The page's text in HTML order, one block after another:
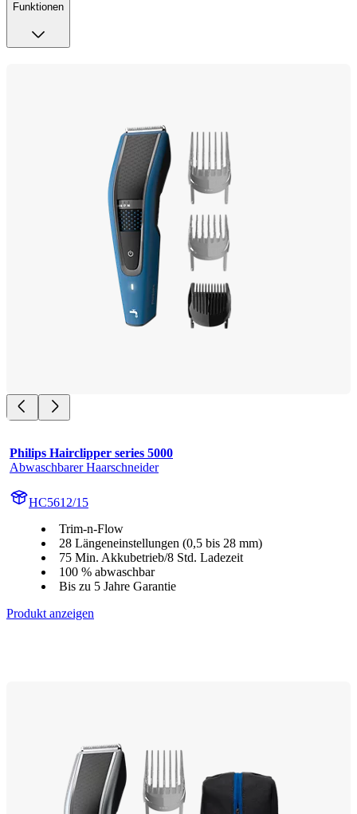
Funktionen
Philips Hairclipper series 5000
Abwaschbarer Haarschneider
HC5612/15
Trim-n-Flow
28 Längeneinstellungen (0,5 bis 28 mm)
75 Min. Akkubetrieb/8 Std. Ladezeit
100 % abwaschbar
Bis zu 5 Jahre Garantie
Produkt anzeigen